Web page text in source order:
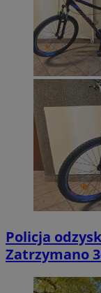
Policja
Zatrzymano